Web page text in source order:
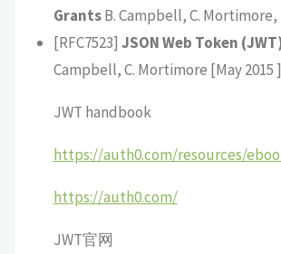
GrantsB. Campbell, C. Mortimore,
[RFC7523] JSON Web Token
Campbell, C. Mortimore [May 2015 ]
JWT handbook
https://auth0.com/resources/
https://auth0.com/
JWT官网